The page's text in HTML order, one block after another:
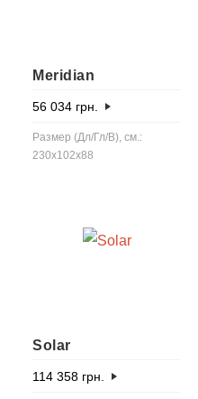
Meridian
56 034 грн.
Размер (Дл/Гл/В), см.:
230x102x88
Solar
114 358 грн.